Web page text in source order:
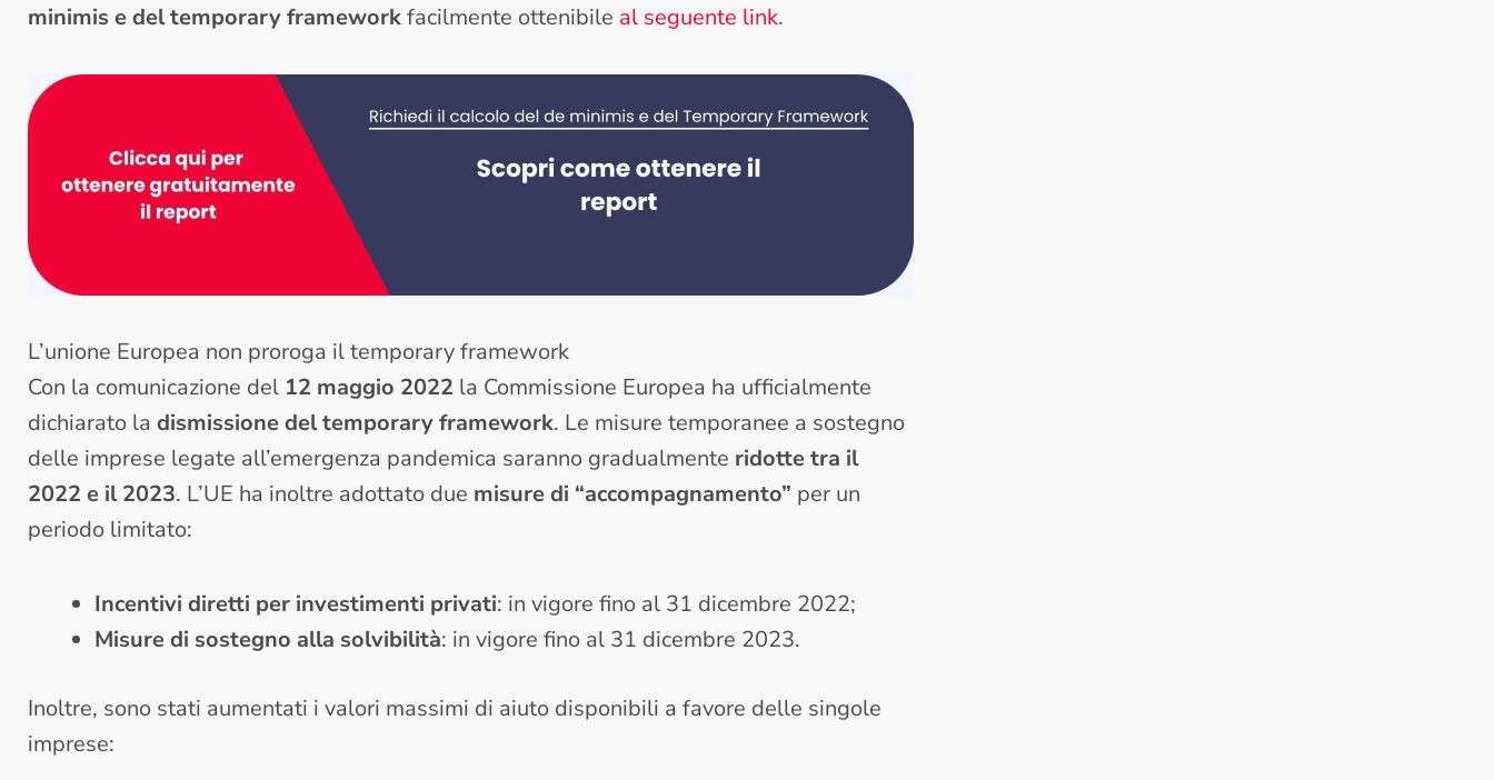
minimis e del temporary frameworkfacilmente ottenibile al seguente link.
L’unione Europea non proroga il temporary framework
Con la comunicazione del 12 maggio 2022 la Commissione Europea ha ufficialmente
dichiarato la dismissione del temporary framework. Le misure temporanee a sostegno
delle imprese legate all’emergenza pandemica saranno gradualmente ridotte tra il
2022 e il 2023. L’UE ha inoltre adottato due misure di “accompagnamento” per un
periodo limitato:
Incentivi diretti per investimenti privati: in vigore fino al 31 dicembre 2022;
Misure di sostegno alla solvibilità: in vigore fino al 31 dicembre 2023.
Inoltre, sono stati aumentati i valori massimi di aiuto disponibili a favore delle singole
imprese: